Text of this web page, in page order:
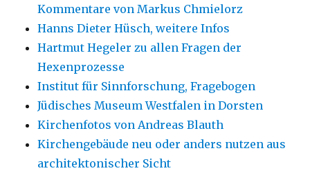
Kommentare von Markus Chmielorz
Hanns Dieter Hüsch, weitere Infos
Hartmut Hegeler zu allen Fragen der
Hexenprozesse
Institut für Sinnforschung, Fragebogen
Jüdisches Museum Westfalen in Dorsten
Kirchenfotos von Andreas Blauth
Kirchengebäude neu oder anders nutzen aus
architektonischer Sicht